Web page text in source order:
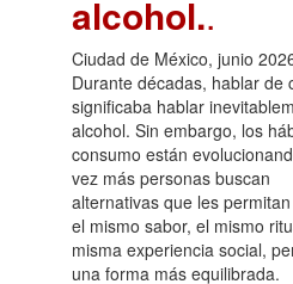
alcohol..
Ciudad de México, junio
Durante décadas, hablar de
significaba hablar
alcohol. Sin embargo, los
consumo están
vez más personas buscan
alternativas que les
el mismo sabor, el mismo
misma experiencia social,
una forma más equilibrada.